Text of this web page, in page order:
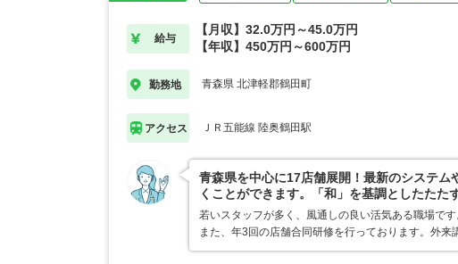
給与
【月収】32.0万円～45.0万円
【年収】450万円～600万円
勤務地 青森県 北津軽郡鶴田町
アクセス ＪＲ五能線 陸奥鶴田駅
青森県を中心に17店舗展開！最新のシステ
くことができます。「和」を基調としたたた
若いスタッフが多く、風通しの良い活気ある職場で
また、年3回の店舗合同研修を行っております。外